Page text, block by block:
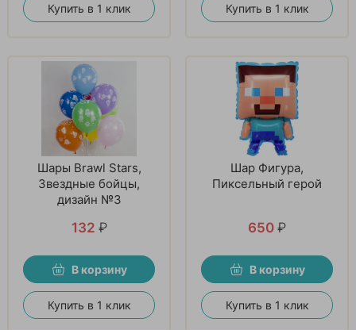
Купить в 1 клик Купить в 1 клик
Шары Brawl Stars,
Звездные бойцы,
дизайн №3
132 ₽
В корзину
Купить в 1 клик
Шар Фигура,
Пиксельный герой
650 ₽
В корзину
Купить в 1 клик